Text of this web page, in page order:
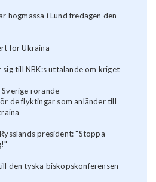
högmässa i Lund fredagen den
för Ukraina
till NBK:s uttalande om kriget
rörande
de flyktingar som anländer till
president: "Stoppa
den tyska biskopskonferensen